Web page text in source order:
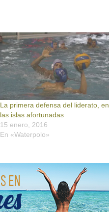
La primera defensa del liderato, en
las islas afortunadas
15 enero, 2016
En «Waterpolo»